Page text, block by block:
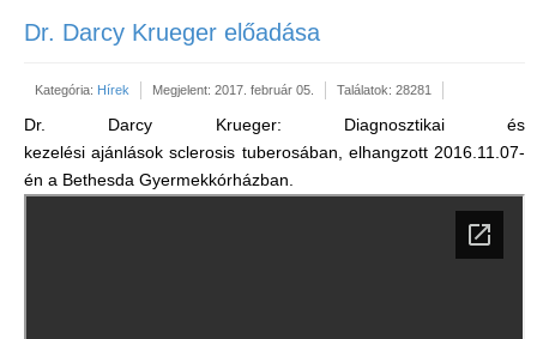
Dr. Darcy Krueger előadása
Kategória: Hírek Megjelent: 2017. február 05. Találatok: 28281
Dr. Darcy Krueger: Diagnosztikai és
kezelési ajánlások sclerosis tuberosában, elhangzott 2016.11.07-
én a Bethesda Gyermekkórházban.